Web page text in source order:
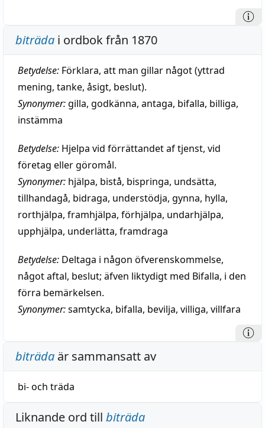
biträda i ordbok från 1870
Betydelse: Förklara, att man gillar något (yttrad
mening, tanke, åsigt, beslut).
Synonymer:gilla, godkänna, antaga, bifalla, billiga,
instämma
Betydelse: Hjelpa vid förrättandet af tjenst, vid
företag eller göromål.
Synonymer: hjälpa, bistå, bispringa, undsätta,
tillhandagå, bidraga, understödja, gynna, hylla,
rorthjälpa, framhjälpa, förhjälpa, undarhjälpa,
upphjälpa, underlätta, framdraga
Betydelse: Deltaga i någon öfverenskommelse,
något aftal, beslut; äfven liktydigt med Bifalla, i den
förra bemärkelsen.
Synonymer:samtycka, bifalla, bevilja, villiga, villfara
biträda är sammansatt av
bi-och träda
Liknande ord till biträda